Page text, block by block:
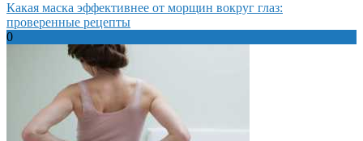
Какая маска эффективнее от морщин вокруг глаз:
проверенные рецепты
0